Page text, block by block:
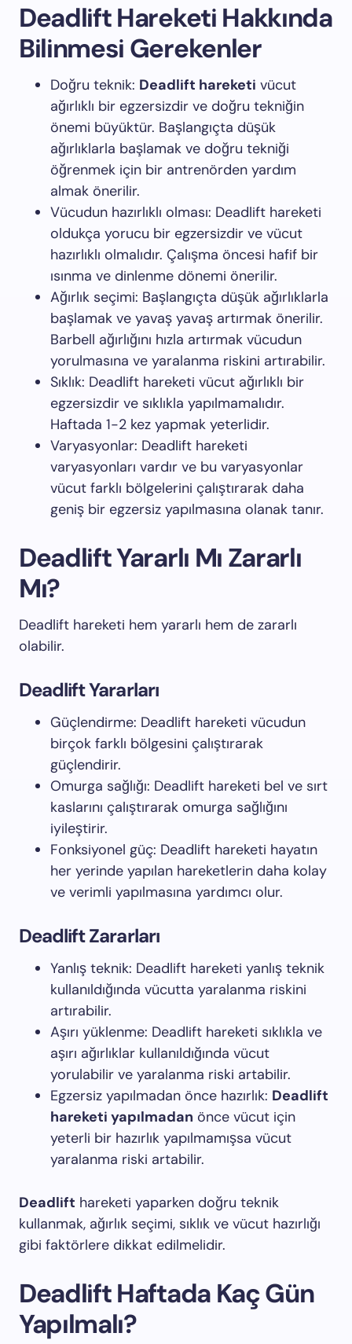
Deadlift Hareketi Hakkında
Bilinmesi Gerekenler
Doğru teknik: Deadlift hareketi vücut
ağırlıklı bir egzersizdir ve doğru tekniğin
önemi büyüktür. Başlangıçta düşük
ağırlıklarla başlamak ve doğru tekniği
öğrenmek için bir antrenörden yardım
almak önerilir.
Vücudun hazırlıklı olması: Deadlift hareketi
oldukça yorucu bir egzersizdir ve vücut
hazırlıklı olmalıdır. Çalışma öncesi hafif bir
ısınma ve dinlenme dönemi önerilir.
Ağırlık seçimi: Başlangıçta düşük ağırlıklarla
başlamak ve yavaş yavaş artırmak önerilir.
Barbell ağırlığını hızla artırmak vücudun
yorulmasına ve yaralanma riskini artırabilir.
Sıklık: Deadlift hareketi vücut ağırlıklı bir
egzersizdir ve sıklıkla yapılmamalıdır.
Haftada 1-2 kez yapmak yeterlidir.
Varyasyonlar: Deadlift hareketi
varyasyonları vardır ve bu varyasyonlar
vücut farklı bölgelerini çalıştırarak daha
geniş bir egzersiz yapılmasına olanak tanır.
Deadlift Yararlı Mı Zararlı
Mı?
Deadlift hareketi hem yararlı hem de zararlı
olabilir.
Deadlift Yararları
Güçlendirme: Deadlift hareketi vücudun
birçok farklı bölgesini çalıştırarak
güçlendirir.
Omurga sağlığı: Deadlift hareketi bel ve sırt
kaslarını çalıştırarak omurga sağlığını
iyileştirir.
Fonksiyonel güç: Deadlift hareketi hayatın
her yerinde yapılan hareketlerin daha kolay
ve verimli yapılmasına yardımcı olur.
Deadlift Zararları
Yanlış teknik: Deadlift hareketi yanlış teknik
kullanıldığında vücutta yaralanma riskini
artırabilir.
Aşırı yüklenme: Deadlift hareketi sıklıkla ve
aşırı ağırlıklar kullanıldığında vücut
yorulabilir ve yaralanma riski artabilir.
Egzersiz yapılmadan önce hazırlık: Deadlift
hareketi yapılmadan önce vücut için
yeterli bir hazırlık yapılmamışsa vücut
yaralanma riski artabilir.
Deadlift hareketi yaparken doğru teknik
kullanmak, ağırlık seçimi, sıklık ve vücut hazırlığı
gibi faktörlere dikkat edilmelidir.
Deadlift Haftada Kaç Gün
Yapılmalı?